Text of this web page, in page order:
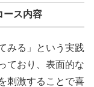
ス内容
みる」という実践
ており、表面的な
刺激することで喜